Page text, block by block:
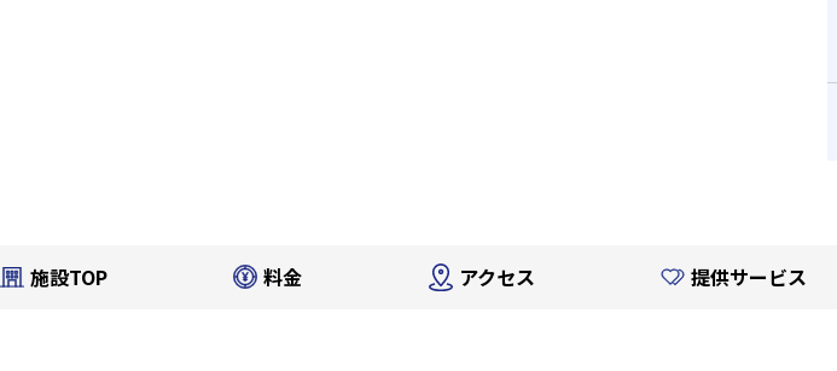
施設TOP 料金 アクセス 提供サービス